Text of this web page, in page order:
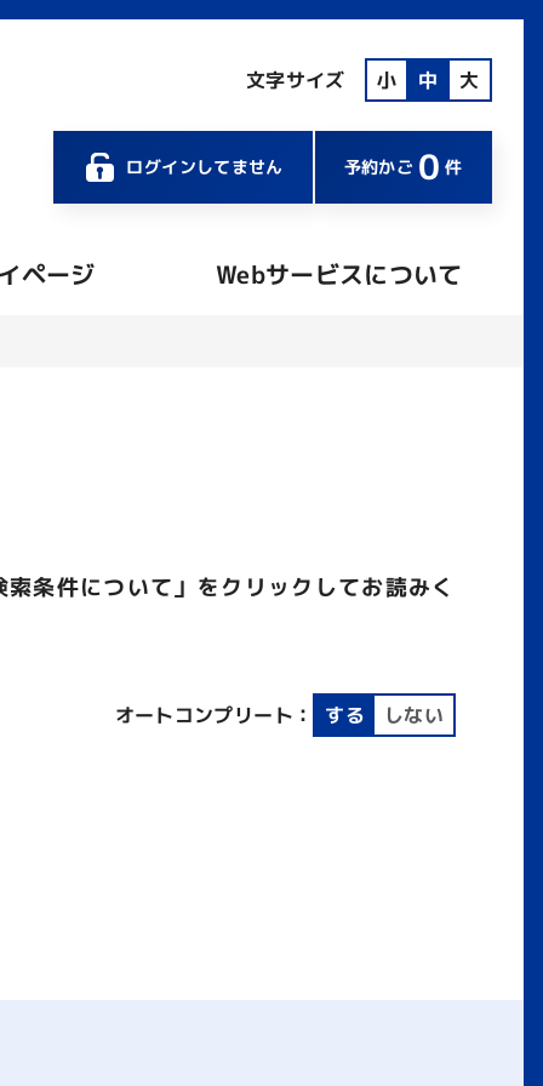
文字サイズ 小 中 大
ログインしてません 予約かご 0 件
ページ Webサービスについて
条件について」をクリックしてお読みく
オートコンプリート： する しない